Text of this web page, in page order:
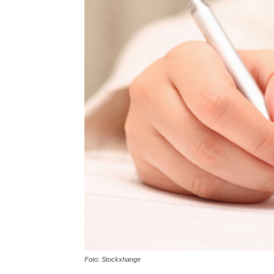
Foto: Stockxhange